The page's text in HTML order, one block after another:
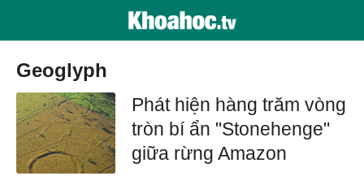
geoglyph
Phát hiện hàng trăm vòng
tròn bí ẩn "Stonehenge"
giữa rừng Amazon